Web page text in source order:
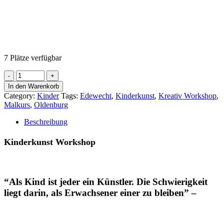
7 Plätze verfügbar
Kinderkunst
Workshop
FEB
2026
quantity
In den Warenkorb
Category: Kinder Tags: Edewecht, Kinderkunst, Kreativ Workshop,
Malkurs, Oldenburg
Beschreibung
Kinderkunst Workshop
“Als Kind ist jeder ein Künstler. Die Schwierigkeit
liegt darin, als Erwachsener einer zu bleiben” –